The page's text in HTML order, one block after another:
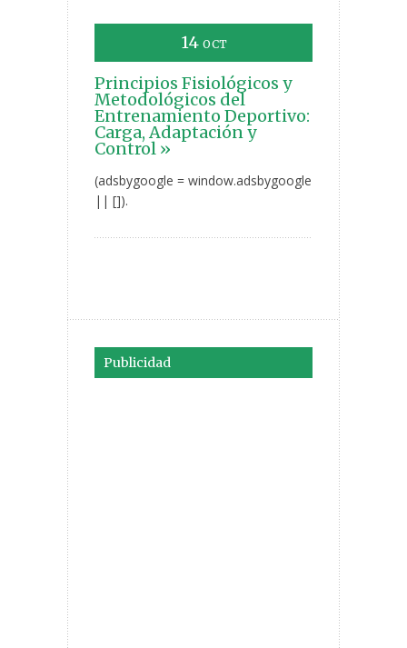
14 OCT
Principios Fisiológicos y
Metodológicos del
Entrenamiento Deportivo:
Carga, Adaptación y
Control »
(adsbygoogle = window.adsbygoogle
|| []).
Publicidad